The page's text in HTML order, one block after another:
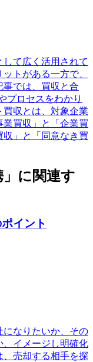
て広く活用されて
トがある一方で、
事では、買収と合
プロセスをわかり
収とは、対象企業
買収」と「企業買
」と「同意なき買
」に関連す
イント
になりたいか、その
、イメージし明確化
売却する相手を探